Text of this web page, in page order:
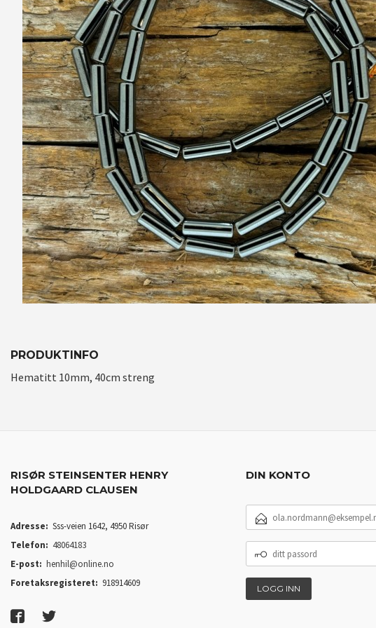
PRODUKTINFO
Hematitt 10mm, 40cm streng
RISØR STEINSENTER HENRY
HOLDGAARD CLAUSEN
Adresse: Sss-veien 1642, 4950 Risør
Telefon: 48064183
E-post: henhil@online.no
Foretaksregisteret: 918914609
DIN KONTO
POSTADRESSE
PASSORD